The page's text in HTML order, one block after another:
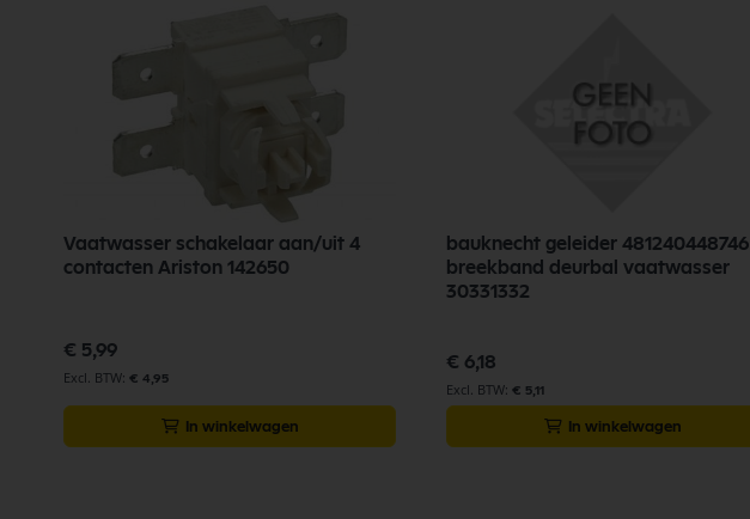
Vaatwasser schakelaar aan/uit 4
contacten Ariston 142650
€ 5,99
€ 4,95
In winkelwagen
bauknecht geleider 481240448746
breekband deurbal vaatwasser
30331332
€ 6,18
€ 5,11
In winkelwagen